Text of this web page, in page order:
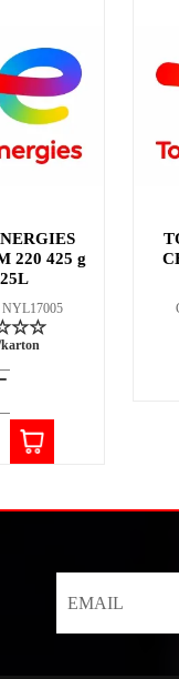
220 425 g
NYL17005